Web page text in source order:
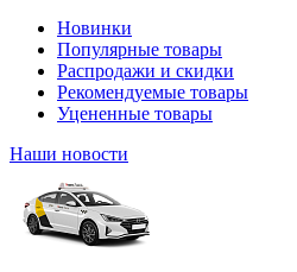
Новинки
Популярные товары
Распродажи и скидки
Рекомендуемые товары
Уцененные товары
Наши новости